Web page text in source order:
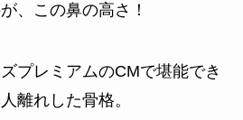
、この鼻の高さ！
プレミアムのCMで堪能でき
離れした骨格。